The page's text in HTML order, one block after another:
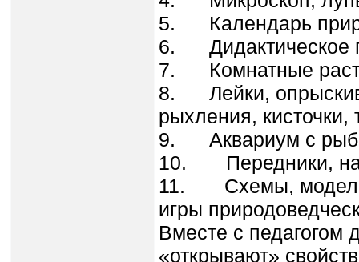
5. Календарь
6. Дидактическое
7. Комнатные
8. Лейки,
рыхления, кисточки,
9. Аквариум с
10. Передники,
11. Схемы, модели,
игры
Вместе с педагогом
«открывают»